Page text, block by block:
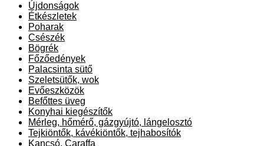
Újdonságok
Étkészletek
Poharak
Csészék
Bögrék
Főzőedények
Palacsinta sütő
Szeletsütők, wok
Evőeszközök
Befőttes üveg
Konyhai kiegészítők
Mérleg, hőmérő, gázgyújtó, lángelosztó
Tejkiöntők, kávékiöntők, tejhabosítók
Kancsó, Caraffa